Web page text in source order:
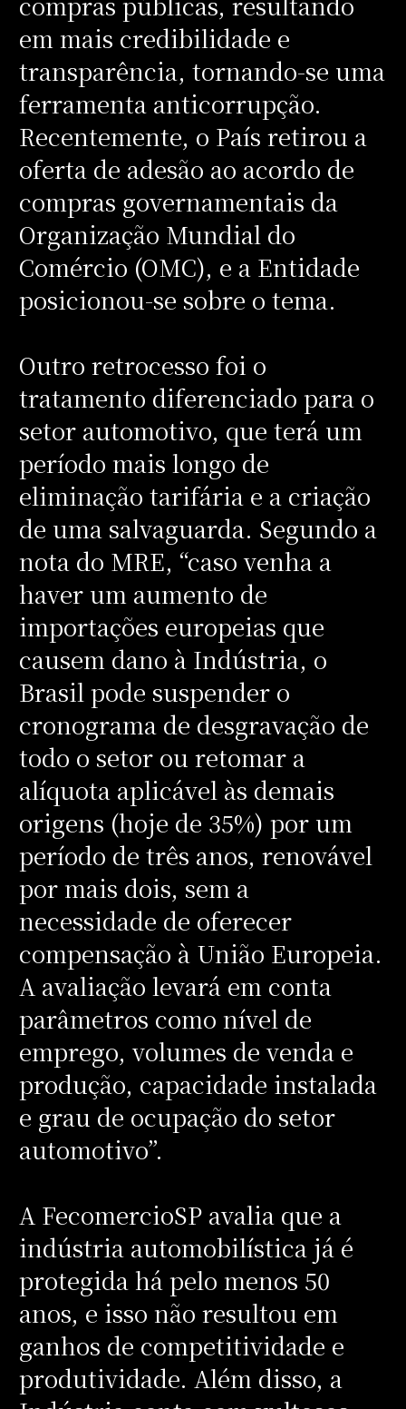
em mais credibilidade e
transparência, tornando-se uma
ferramenta anticorrupção.
Recentemente, o País retirou a
oferta de adesão ao acordo de
compras governamentais da
Organização Mundial do
Comércio (OMC), e a Entidade
posicionou-se sobre o tema.
Outro retrocesso foi o
tratamento diferenciado para o
setor automotivo, que terá um
período mais longo de
eliminação tarifária e a criação
de uma salvaguarda. Segundo a
nota do MRE, “caso venha a
haver um aumento de
importações europeias que
causem dano à Indústria, o
Brasil pode suspender o
cronograma de desgravação de
todo o setor ou retomar a
alíquota aplicável às demais
origens (hoje de 35%) por um
período de três anos, renovável
por mais dois, sem a
necessidade de oferecer
compensação à União Europeia.
A avaliação levará em conta
parâmetros como nível de
emprego, volumes de venda e
produção, capacidade instalada
e grau de ocupação do setor
automotivo”.
A FecomercioSP avalia que a
indústria automobilística já é
protegida há pelo menos 50
anos, e isso não resultou em
ganhos de competitividade e
produtividade. Além disso, a